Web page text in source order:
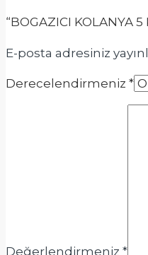
“BOGAZICI KOLANYA
E-posta adresiniz
Derecelendirmeniz *
Değerlendirmeniz *